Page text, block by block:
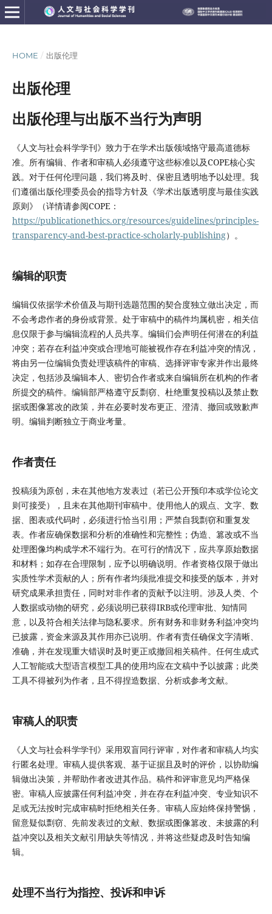
HOME / 出版伦理
出版伦理
出版伦理与出版不当行为声明
《人文与社会科学学刊》致力于在学术出版领域恪守最高道德标
准。所有编辑、作者和审稿人必须遵守这些标准以及COPE核心实
践。对于任何伦理问题，我们将及时、保密且透明地予以处理。我
们遵循出版伦理委员会的指导方针及《学术出版透明度与最佳实践
原则》（详情请参阅COPE：
https://publicationethics.org/resources/guidelines/principles-
transparency-and-best-practice-scholarly-publishing）。
编辑的职责
编辑仅依据学术价值及与期刊选题范围的契合度独立做出决定，而
不会考虑作者的身份或背景。处于审稿中的稿件均属机密，相关信
息仅限于参与编辑流程的人员共享。编辑们会声明任何潜在的利益
冲突；若存在利益冲突或合理地可能被视作存在利益冲突的情况，
将由另一位编辑负责处理该稿件的审稿、选择评审专家并作出最终
决定，包括涉及编辑本人、密切合作者或来自编辑所在机构的作者
所提交的稿件。编辑部严格遵守反剽窃、杜绝重复投稿以及禁止数
据或图像篡改的政策，并在必要时发布更正、澄清、撤回或致歉声
明。编辑判断独立于商业考量。
作者责任
投稿须为原创，未在其他地方发表过（若已公开预印本或学位论文
则可接受），且未在其他期刊审稿中。使用他人的观点、文字、数
据、图表或代码时，必须进行恰当引用；严禁自我剽窃和重复发
表。作者应确保数据和分析的准确性和完整性；伪造、篡改或不当
处理图像均构成学术不端行为。在可行的情况下，应共享原始数据
和材料；如存在合理限制，应予以明确说明。作者资格仅限于做出
实质性学术贡献的人；所有作者均须批准提交和接受的版本，并对
研究成果承担责任，同时对非作者的贡献予以注明。涉及人类、个
人数据或动物的研究，必须说明已获得IRB或伦理审批、知情同
意，以及符合相关法律与隐私要求。所有财务和非财务利益冲突均
已披露，资金来源及其作用亦已说明。作者有责任确保文字清晰、
准确，并在发现重大错误时及时更正或撤回相关稿件。任何生成式
人工智能或大型语言模型工具的使用均应在文稿中予以披露；此类
工具不得被列为作者，且不得捏造数据、分析或参考文献。
审稿人的职责
《人文与社会科学学刊》采用双盲同行评审，对作者和审稿人均实
行匿名处理。审稿人提供客观、基于证据且及时的评价，以协助编
辑做出决策，并帮助作者改进其作品。稿件和评审意见均严格保
密。审稿人应披露任何利益冲突，并在存在利益冲突、专业知识不
足或无法按时完成审稿时拒绝相关任务。审稿人应始终保持警惕，
留意疑似剽窃、先前发表过的文献、数据或图像篡改、未披露的利
益冲突以及相关文献引用缺失等情况，并将这些疑虑及时告知编
辑。
处理不当行为指控、投诉和申诉